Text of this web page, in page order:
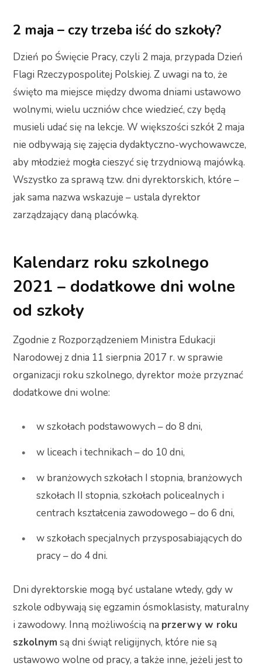
2 maja – czy trzeba iść do szkoły?
Dzień po Święcie Pracy, czyli 2 maja, przypada Dzień
Flagi Rzeczypospolitej Polskiej. Z uwagi na to, że
święto ma miejsce między dwoma dniami ustawowo
wolnymi, wielu uczniów chce wiedzieć, czy będą
musieli udać się na lekcje. W większości szkół 2 maja
nie odbywają się zajęcia dydaktyczno-wychowawcze,
aby młodzież mogła cieszyć się trzydniową majówką.
Wszystko za sprawą tzw. dni dyrektorskich, które –
jak sama nazwa wskazuje – ustala dyrektor
zarządzający daną placówką.
Kalendarz roku szkolnego
2021 – dodatkowe dni wolne
od szkoły
Zgodnie z Rozporządzeniem Ministra Edukacji
Narodowej z dnia 11 sierpnia 2017 r. w sprawie
organizacji roku szkolnego, dyrektor może przyznać
dodatkowe dni wolne:
w szkołach podstawowych – do 8 dni,
w liceach i technikach – do 10 dni,
w branżowych szkołach I stopnia, branżowych
szkołach II stopnia, szkołach policealnych i
centrach kształcenia zawodowego – do 6 dni,
w szkołach specjalnych przysposabiających do
pracy – do 4 dni.
Dni dyrektorskie mogą być ustalane wtedy, gdy w
szkole odbywają się egzamin ósmoklasisty, maturalny
i zawodowy. Inną możliwością na przerwy w roku
szkolnymsą dni świąt religijnych, które nie są
ustawowo wolne od pracy, a także inne, jeżeli jest to